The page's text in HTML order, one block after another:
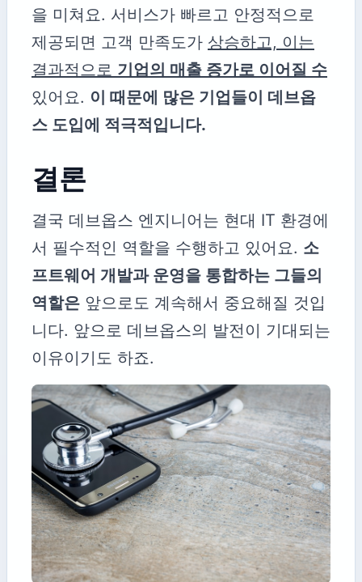
을 미쳐요. 서비스가 빠르고 안정적으로
제공되면 고객 만족도가 상승하고, 이는
결과적으로 기업의 매출 증가로 이어질 수
있어요. 이 때문에 많은 기업들이 데브옵
스 도입에 적극적입니다.
결론
결국 데브옵스 엔지니어는 현대 IT 환경에
서 필수적인 역할을 수행하고 있어요. 소
프트웨어 개발과 운영을 통합하는 그들의
역할은 앞으로도 계속해서 중요해질 것입
니다. 앞으로 데브옵스의 발전이 기대되는
이유이기도 하죠.